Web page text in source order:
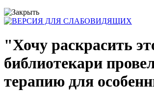
"Хочу раскрасить
библиотекари
терапию для